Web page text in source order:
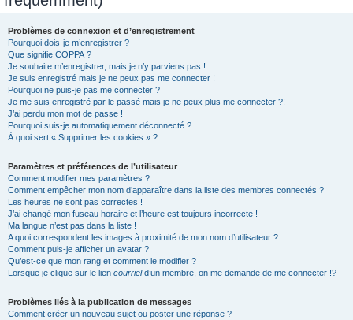
Problèmes de connexion et d’enregistrement
Pourquoi dois-je m’enregistrer ?
Que signifie COPPA ?
Je souhaite m’enregistrer, mais je n’y parviens pas !
Je suis enregistré mais je ne peux pas me connecter !
Pourquoi ne puis-je pas me connecter ?
Je me suis enregistré par le passé mais je ne peux plus me connecter ?!
J’ai perdu mon mot de passe !
Pourquoi suis-je automatiquement déconnecté ?
À quoi sert « Supprimer les cookies » ?
Paramètres et préférences de l’utilisateur
Comment modifier mes paramètres ?
Comment empêcher mon nom d’apparaître dans la liste des membres connectés ?
Les heures ne sont pas correctes !
J’ai changé mon fuseau horaire et l’heure est toujours incorrecte !
Ma langue n’est pas dans la liste !
A quoi correspondent les images à proximité de mon nom d’utilisateur ?
Comment puis-je afficher un avatar ?
Qu’est-ce que mon rang et comment le modifier ?
Lorsque je clique sur le lien courrield’un membre, on me demande de me connecter !?
Problèmes liés à la publication de messages
Comment créer un nouveau sujet ou poster une réponse ?